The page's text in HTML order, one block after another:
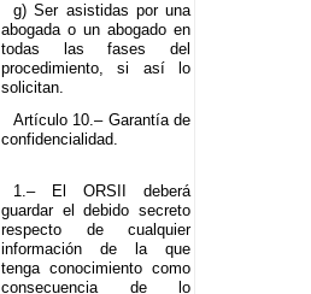
g) Ser asistidas por una
abogada o un abogado en
todas las fases del
procedimiento, si así lo
solicitan.
Artículo 10.– Garantía de
confidencialidad.
1.– El ORSII deberá
guardar el debido secreto
respecto de cualquier
información de la que
tenga conocimiento como
consecuencia de lo